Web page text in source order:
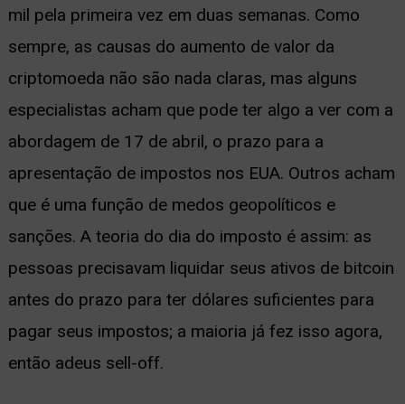
mil pela primeira vez em duas semanas. Como
sempre, as causas do aumento de valor da
criptomoeda não são nada claras, mas alguns
especialistas acham que pode ter algo a ver com a
abordagem de 17 de abril, o prazo para a
apresentação de impostos nos EUA. Outros acham
que é uma função de medos geopolíticos e
sanções. A teoria do dia do imposto é assim: as
pessoas precisavam liquidar seus ativos de bitcoin
antes do prazo para ter dólares suficientes para
pagar seus impostos; a maioria já fez isso agora,
então adeus sell-off.